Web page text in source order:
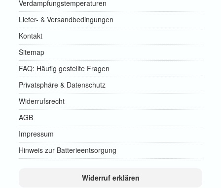
Verdampfungstemperaturen
Liefer- & Versandbedingungen
Kontakt
Sitemap
FAQ: Häufig gestellte Fragen
Privatsphäre & Datenschutz
Widerrufsrecht
AGB
Impressum
Hinweis zur Batterieentsorgung
Widerruf erklären